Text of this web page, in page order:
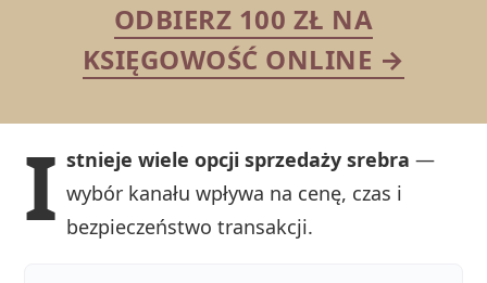
ODBIERZ 100 ZŁ NA
KSIĘGOWOŚĆ ONLINE →
I stnieje wiele opcji sprzedaży srebra —
wybór kanału wpływa na cenę, czas i
bezpieczeństwo transakcji.